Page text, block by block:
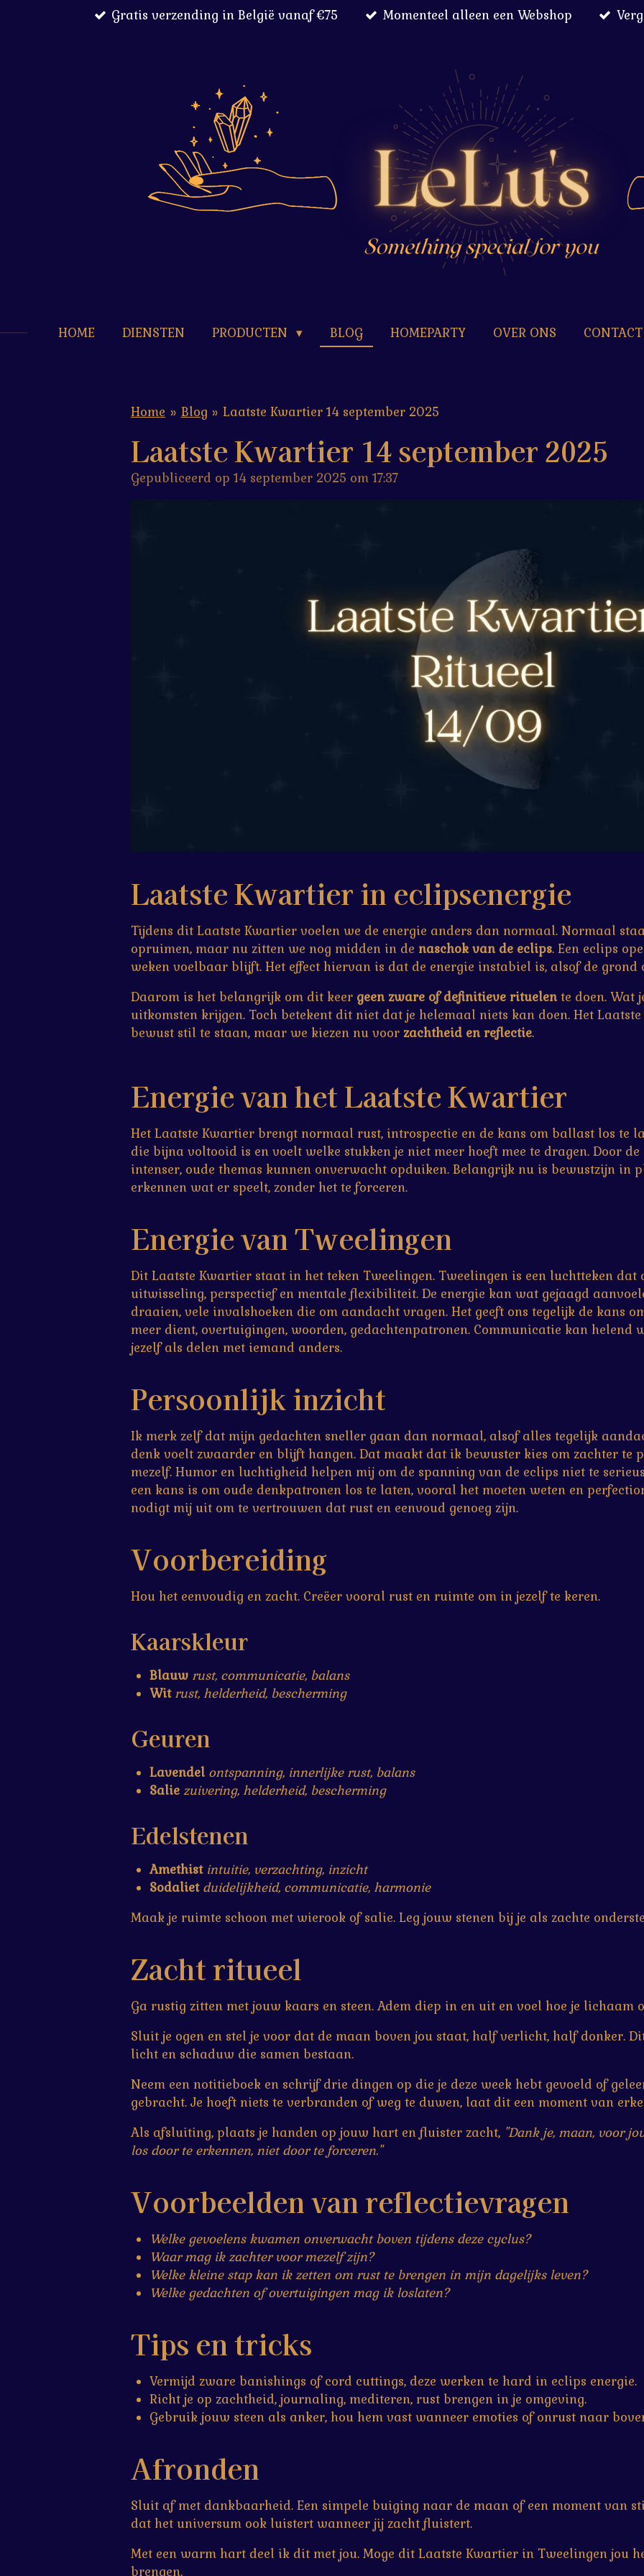
Gratis verzending in België vanaf €75 Momenteel alleen een Webshop
HOME DIENSTEN PRODUCTEN BLOG HOMEPARTY OVER ONS CONTACT
Home » Blog » Laatste Kwartier 14 september 2025
Laatste Kwartier 14 september 2025
Gepubliceerd op 14 september 2025 om 17:37
Laatste Kwartier in eclipsenergie
Tijdens dit Laatste Kwartier voelen we de energie anders dan normaal. Normaal
opruimen, maar nu zitten we nog midden in de naschok van de eclips. Een eclips
weken voelbaar blijft. Het effect hiervan is dat de energie instabiel is, alsof de grond
Daarom is het belangrijk om dit keer geen zware of definitieve rituelente doen. Wat
uitkomsten krijgen. Toch betekent dit niet dat je helemaal niets kan doen. Het
bewust stil te staan, maar we kiezen nu voor zachtheid en reflectie.
Energie van het Laatste Kwartier
Het Laatste Kwartier brengt normaal rust, introspectie en de kans om ballast los te
die bijna voltooid is en voelt welke stukken je niet meer hoeft mee te dragen. Door
intenser, oude themas kunnen onverwacht opduiken. Belangrijk nu is bewustzijn in
erkennen wat er speelt, zonder het te forceren.
Energie van Tweelingen
Dit Laatste Kwartier staat in het teken Tweelingen. Tweelingen is een luchtteken
uitwisseling, perspectief en mentale flexibiliteit. De energie kan wat gejaagd
draaien, vele invalshoeken die om aandacht vragen. Het geeft ons tegelijk de kans
meer dient, overtuigingen, woorden, gedachtenpatronen. Communicatie kan helend
jezelf als delen met iemand anders.
Persoonlijk inzicht
Ik merk zelf dat mijn gedachten sneller gaan dan normaal, alsof alles tegelijk
denk voelt zwaarder en blijft hangen. Dat maakt dat ik bewuster kies om zachter te
mezelf. Humor en luchtigheid helpen mij om de spanning van de eclips niet te
een kans is om oude denkpatronen los te laten, vooral het moeten weten en
nodigt mij uit om te vertrouwen dat rust en eenvoud genoeg zijn.
Voorbereiding
Hou het eenvoudig en zacht. Creëer vooral rust en ruimte om in jezelf te keren.
Kaarskleur
Blauw rust, communicatie, balans
Wit rust, helderheid, bescherming
Geuren
Lavendel ontspanning, innerlijke rust, balans
Salie zuivering, helderheid, bescherming
Edelstenen
Amethist intuitie, verzachting, inzicht
Sodaliet duidelijkheid, communicatie, harmonie
Maak je ruimte schoon met wierook of salie. Leg jouw stenen bij je als zachte
Zacht ritueel
Ga rustig zitten met jouw kaars en steen. Adem diep in en uit en voel hoe je lichaam
Sluit je ogen en stel je voor dat de maan boven jou staat, half verlicht, half donker.
licht en schaduw die samen bestaan.
Neem een notitieboek en schrijf drie dingen op die je deze week hebt gevoeld of
gebracht. Je hoeft niets te verbranden of weg te duwen, laat dit een moment van
Als afsluiting, plaats je handen op jouw hart en fluister zacht, "Dank je, maan, voor
los door te erkennen, niet door te forceren."
Voorbeelden van reflectievragen
Welke gevoelens kwamen onverwacht boven tijdens deze cyclus?
Waar mag ik zachter voor mezelf zijn?
Welke kleine stap kan ik zetten om rust te brengen in mijn dagelijks leven?
Welke gedachten of overtuigingen mag ik loslaten?
Tips en tricks
Vermijd zware banishings of cord cuttings, deze werken te hard in eclips energie.
Richt je op zachtheid, journaling, mediteren, rust brengen in je omgeving.
Gebruik jouw steen als anker, hou hem vast wanneer emoties of onrust naar
Afronden
Sluit af met dankbaarheid. Een simpele buiging naar de maan of een moment van
dat het universum ook luistert wanneer jij zacht fluistert.
Met een warm hart deel ik dit met jou. Moge dit Laatste Kwartier in Tweelingen jou
brengen.